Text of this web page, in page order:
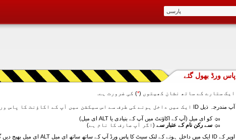
پاس ورڈ بھول گئے
ایک ستارے کے ساتھ نشان کھیتوں (*) کی ضرورت ہے.
آپ مندرجہ ذیل ID ایک میں داخل ہونے کی طرف سے اس سیکشن میں آپ کے اکاؤنٹ کا پاس ورڈ حاصل کر سکتے ہیں:
کو ای میل (آپ کے اکاؤنٹ میں آپ کے بنیادی یا ALT ای میل)
سے رکن نام کے عتبار سے (اگر آپ صارف کا نام ہے)
اوپر کے ID ایک میں داخل ہونے کے لنک سیٹ کا پاس ورڈ آپ کے ساتھ ساتھ ای میل ALT ای میل بھیج دیں گے.